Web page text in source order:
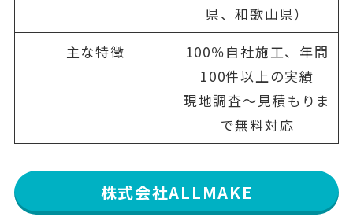
県、和歌山県）
主な特徴
100％自社施工、年間
100件以上の実績
現地調査〜見積もりま
で無料対応
株式会社ALLMAKE